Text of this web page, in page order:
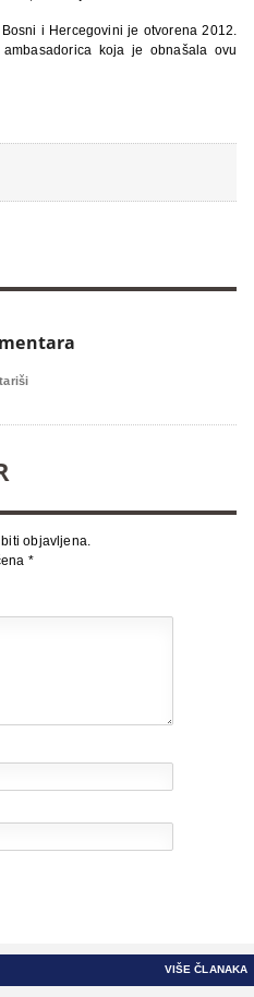
i Hercegovini je otvorena 2012.
koja je obnašala ovu
objavljena.
*
VIŠE ČLANAKA